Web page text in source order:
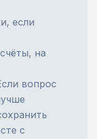
если
на
вопрос
с